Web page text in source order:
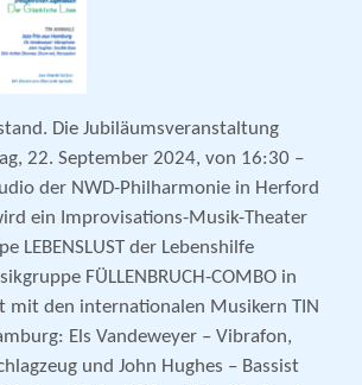
Die Jubiläumsveranstaltung
22. September 2024, von 16:30 –
der NWD-Philharmonie in Herford
ein Improvisations-Musik-Theater
LEBENSLUST der Lebenshilfe
FÜLLENBRUCH-COMBO in
mit den internationalen Musikern TIN
Els Vandeweyer – Vibrafon,
und John Hughes – Bassist